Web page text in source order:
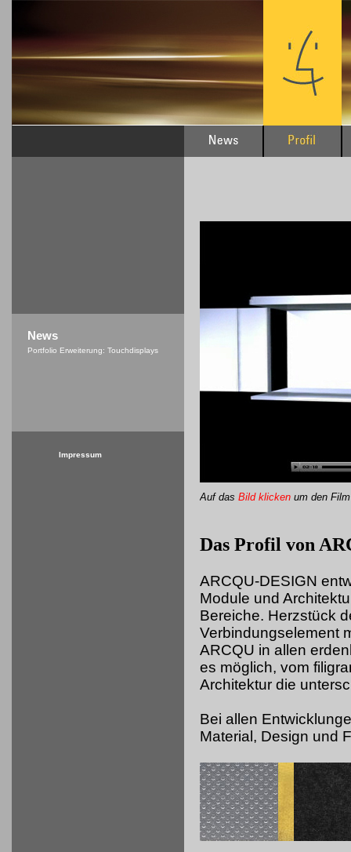
Auf das Bild klicken um den
Das Profil von
ARCQU-DESIGN
Module und
Bereiche. Herzstück
Verbindungselement
ARCQU in allen
es möglich, vom
Architektur die
Bei allen
Material, Design und
News
Portfolio Erweiterung: Touchdisplays
Impressum